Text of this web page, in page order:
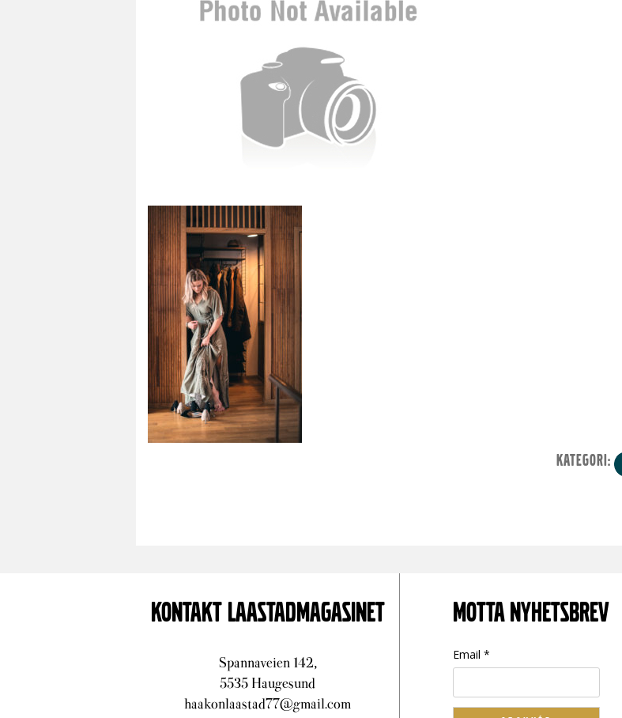
KATEGORI:
KONTAKT LAASTADMAGASINET
Spannaveien 142,
5535 Haugesund
haakonlaastad77@gmail.com
MOTTA NYHETSBREV
Email *